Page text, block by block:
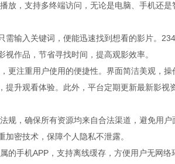
放，支持多终端访问，无论是电脑、手机还
需输入关键词，便能迅速找到想看的影片。
作品，节省寻找时间，提高观影效率。
更注重用户使用的便捷性。界面简洁美观，操
提升观看体验。此外，平台定期更新最新影视
规，确保所有资源均来自合法渠道，避免用
密技术，保障个人隐私不泄露。
的手机APP，支持离线缓存，方便用户无网络